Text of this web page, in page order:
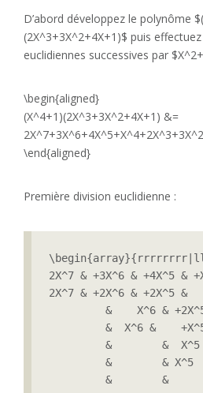
D’abord développez le polynôme
(2X^3+3X^2+4X+1)$ puis
euclidiennes successives par
\begin{aligned}
(X^4+1)(2X^3+3X^2+4X+1) &=
\end{aligned}
Première division euclidienne :
2X^7 & +3X^6 & +4X^5 &
2X^7 & +2X^6 &
&    X^6 &
&  X^6 &
&        &
&        & X^5
&        &